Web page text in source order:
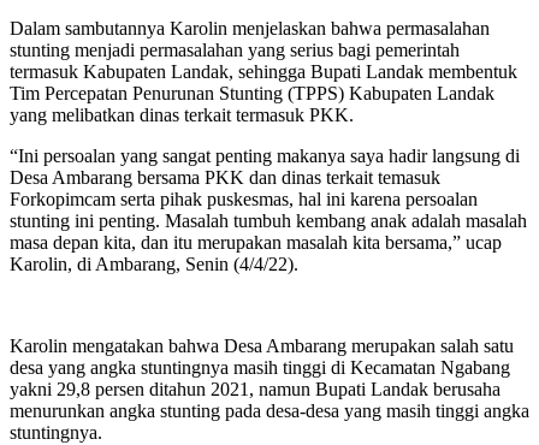
Dalam sambutannya Karolin menjelaskan bahwa permasalahan
stunting menjadi permasalahan yang serius bagi pemerintah
termasuk Kabupaten Landak, sehingga Bupati Landak membentuk
Tim Percepatan Penurunan Stunting (TPPS) Kabupaten Landak
yang melibatkan dinas terkait termasuk PKK.
“Ini persoalan yang sangat penting makanya saya hadir langsung di
Desa Ambarang bersama PKK dan dinas terkait temasuk
Forkopimcam serta pihak puskesmas, hal ini karena persoalan
stunting ini penting. Masalah tumbuh kembang anak adalah masalah
masa depan kita, dan itu merupakan masalah kita bersama,” ucap
Karolin, di Ambarang, Senin (4/4/22).
Karolin mengatakan bahwa Desa Ambarang merupakan salah satu
desa yang angka stuntingnya masih tinggi di Kecamatan Ngabang
yakni 29,8 persen ditahun 2021, namun Bupati Landak berusaha
menurunkan angka stunting pada desa-desa yang masih tinggi angka
stuntingnya.